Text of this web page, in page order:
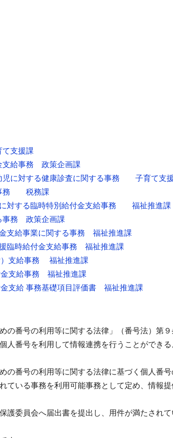
支援課
給事務 政策企画課
に対する健康診査に関する事務 子育て支
事務 税務課
対する臨時特別給付金支給事務 福祉推進課
事務 政策企画課
支給事業に関する事務 福祉推進課
臨時給付金支給事務 福祉推進課
支給事務 福祉推進課
金支給事務 福祉推進課
支給 事務基礎項目評価書 福祉推進課
の番号の利用等に関する法律」（番号法）第
人番号を利用して情報連携を行うことができ
の番号の利用等に関する法律に基づく個人番
ている事務を利用可能事務として定め、情報
護委員会へ届出書を提出し、用件が満たされ